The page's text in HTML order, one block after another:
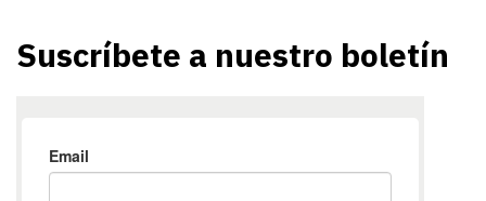
Suscríbete a nuestro boletín